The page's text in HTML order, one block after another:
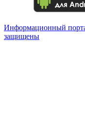
Информационный
защищены